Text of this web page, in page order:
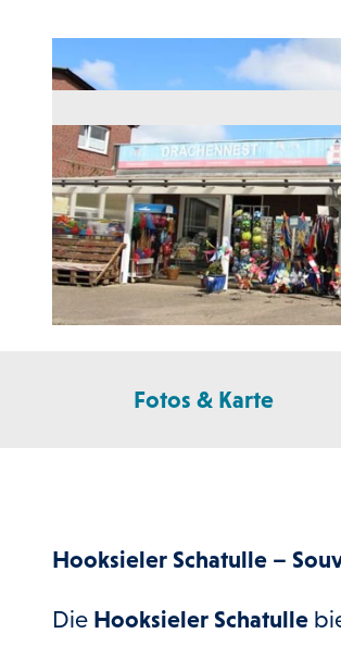
Fotos & Karte
Hooksieler Schatulle –
Die Hooksieler Schatulle